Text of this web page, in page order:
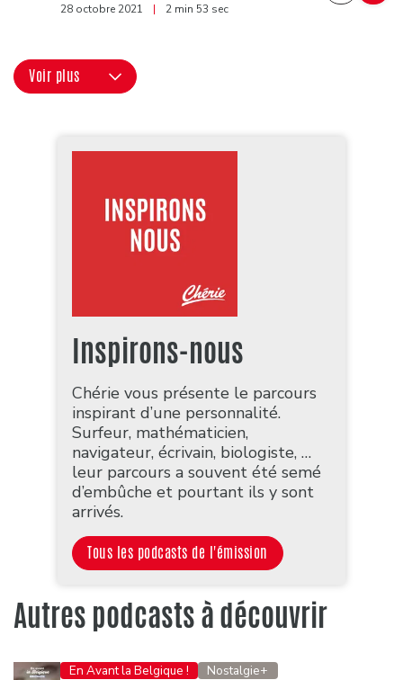
28 octobre 2021 | 2 min 53 sec
Voir plus
Inspirons-nous
Chérie vous présente le parcours
inspirant d’une personnalité.
Surfeur, mathématicien,
navigateur, écrivain, biologiste, …
leur parcours a souvent été semé
d’embûche et pourtant ils y sont
arrivés.
Tous les podcasts de l'émission
Autres podcasts à découvrir
En Avant la Belgique ! Nostalgie+